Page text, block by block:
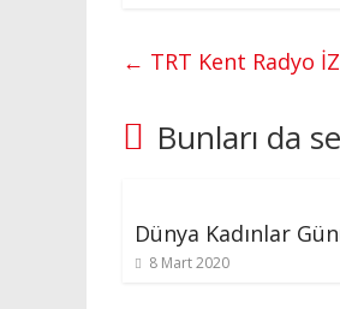
← TRT Kent Radyo
Bunları da
Dünya Kadınlar
8 Mart 2020